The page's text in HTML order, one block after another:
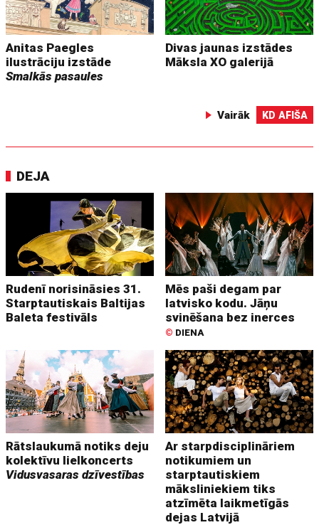
Anitas Paegles
ilustrāciju izstāde
Smalkās pasaules
Divas jaunas izstādes
Māksla XO galerijā
Vairāk KD AFIŠA
DEJA
Rudenī norisināsies 31.
Starptautiskais Baltijas
Baleta festivāls
Mēs paši degam par
latvisko kodu. Jāņu
svinēšana bez inerces
© DIENA
Rātslaukumā notiks deju
kolektīvu lielkoncerts
Vidusvasaras dzīvestības
Ar starpdisciplināriem
notikumiem un
starptautiskiem
māksliniekiem tiks
atzīmēta laikmetīgās
dejas Latvijā